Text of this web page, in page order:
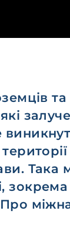
та
Така
зокрема